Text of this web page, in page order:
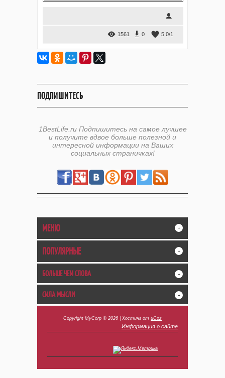
1561 0 5.0/1
ПОДПИШИТЕСЬ
1BestLife.ru Подпишитесь на самое лучшее
и получите вдвое больше полезной и
интересной информации на Ваших
социальных страничках!
МЕНЮ +
ПОПУЛЯРНЫЕ +
БОЛЬШЕ ЧЕМ СЛОВА +
СИЛА МЫСЛИ +
Copyright MyCorp © 2026 Хостинг от uCoz
Информация о сайте